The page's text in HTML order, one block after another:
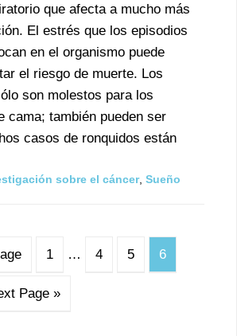
que afecta a mucho más
El estrés que los episodios
en el organismo puede
el riesgo de muerte. Los
son molestos para los
cama; también pueden ser
casos de ronquidos están
sobre el cáncer, Sueño
1 … 4 5 6
Page »